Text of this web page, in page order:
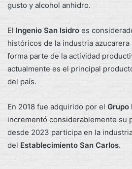
gusto y alcohol anhidro.
El Ingenio San Isidro es
históricos de la industria
forma parte de la actividad
actualmente es el principal
del país.
En 2018 fue adquirido por el Grupo
incrementó considerablemente su
desde 2023 participa en la
del Establecimiento San Carlos.